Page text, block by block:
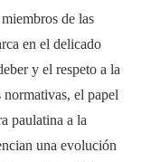
de las
en el delicado
y el respeto a la
el papel
paulatina a la
una evolución